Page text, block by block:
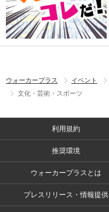
ウォーカープラス イベント
文化・芸術・スポーツ
利用規約
推奨環境
ウォーカープラスとは
プレスリリース・情報提供